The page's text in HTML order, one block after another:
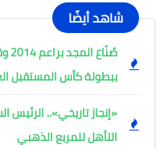
شاهد أيضًا
ببطولة كأس المستقبل
«إنجاز تاريخي»..
التأهل للمربع الذهبي